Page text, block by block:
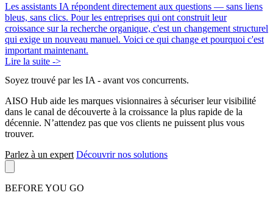
Les assistants IA répondent directement aux questions — sans liens
bleus, sans clics. Pour les entreprises qui ont construit leur
croissance sur la recherche organique, c'est un changement structurel
qui exige un nouveau manuel. Voici ce qui change et pourquoi c'est
important maintenant.
Lire la suite ->
Soyez trouvé par les IA - avant vos concurrents.
AISO Hub aide les marques visionnaires à sécuriser leur visibilité
dans le canal de découverte à la croissance la plus rapide de la
décennie. N’attendez pas que vos clients ne puissent plus vous
trouver.
Parlez à un expert Découvrir nos solutions
BEFORE YOU GO